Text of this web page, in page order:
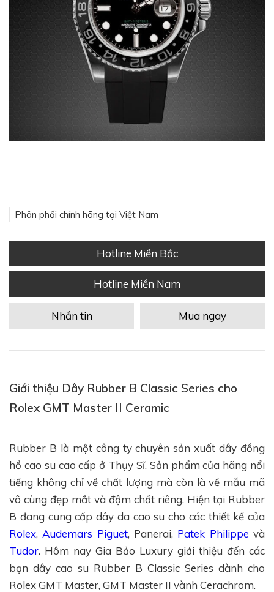
Phân phối chính hãng tại Việt Nam
Hotline Miền Bắc
Hotline Miền Nam
Nhắn tin Mua ngay
Giới thiệu Dây Rubber B Classic Series cho
Rolex GMT Master II Ceramic
Rubber B là một công ty chuyên sản xuất dây đồng
hồ cao su cao cấp ở Thụy Sĩ. Sản phẩm của hãng nổi
tiếng không chỉ về chất lượng mà còn là về mẫu mã
vô cùng đẹp mắt và đậm chất riêng. Hiện tại Rubber
B đang cung cấp dây da cao su cho các thiết kế của
Rolex, Audemars Piguet, Panerai, Patek Philippe và
Tudor. Hôm nay Gia Bảo Luxury giới thiệu đến các
bạn dây cao su Rubber B Classic Series dành cho
Rolex GMT Master, GMT Master II vành Cerachrom.